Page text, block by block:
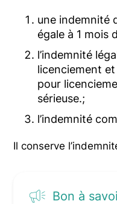
une indemnité
égale à 1 mois
l’indemnité
licenciement
pour
sérieuse.;
l’indemnité
Il conserve
Bon à